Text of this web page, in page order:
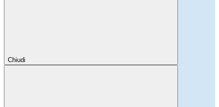
Chiudi